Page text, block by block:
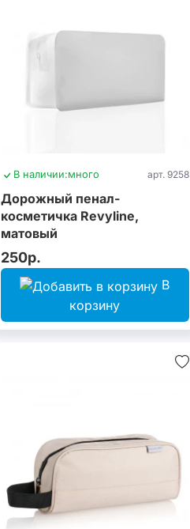
В наличии:много арт. 9258
Дорожный пенал-
косметичка Revyline,
матовый
250р.
В
корзину